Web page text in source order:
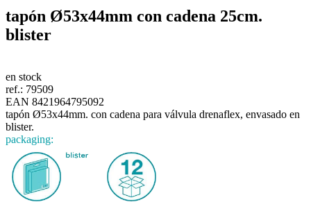
tapón Ø53x44mm con cadena 25cm.
blister
en stock
ref.: 79509
EAN 8421964795092
tapón Ø53x44mm. con cadena para válvula drenaflex, envasado en
blister.
packaging: